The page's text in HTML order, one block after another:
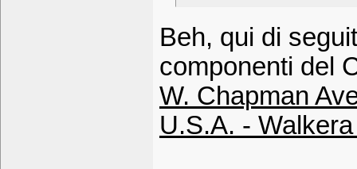
Beh, qui di
componenti del
W. Chapman
U.S.A. -